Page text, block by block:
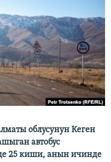
облусунун Кеген
автобус
25 киши, анын ичинде